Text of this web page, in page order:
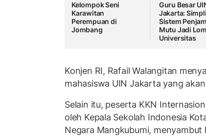
Kelompok Seni
Karawitan
Perempuan di
Jombang
Guru Besar
Jakarta:
Sistem
Mutu Jadi
Universitas
Konjen RI, Rafail Walangitan
mahasiswa UIN Jakarta yang
Selain itu, peserta KKN
oleh Kepala Sekolah Indonesia
Negara Mangkubumi,